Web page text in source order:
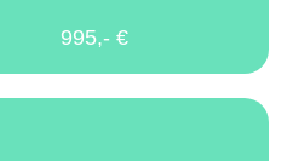
995,- €